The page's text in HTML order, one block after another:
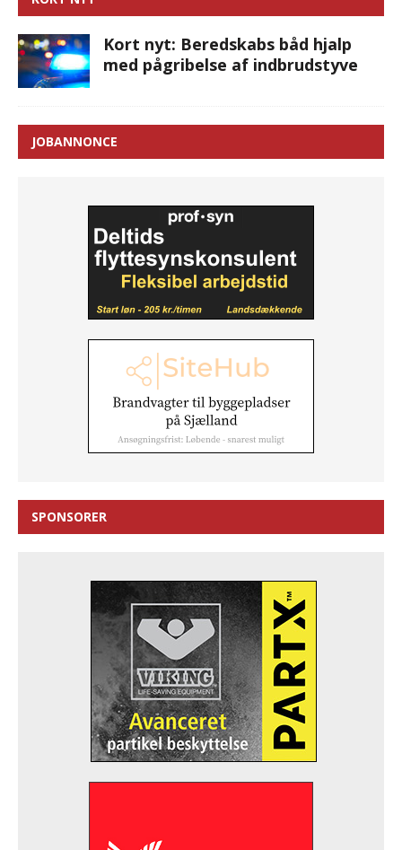
Kort nyt: Beredskabs båd hjalp
med pågribelse af indbrudstyve
JOBANNONCE
SPONSORER